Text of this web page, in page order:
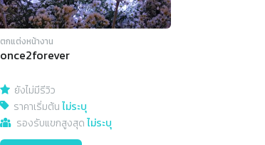
ตกแต่งหน้างาน
once2forever
ยังไม่มีรีวิว
ราคาเริ่มต้นไม่ระบุ
รองรับแขกสูงสุดไม่ระบุ